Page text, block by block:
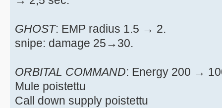
GHOST: EMP radius 1.5 → 2.
snipe: damage 25→30.
ORBITAL COMMAND: Energy 200 →
Mule poistettu
Call down supply poistettu